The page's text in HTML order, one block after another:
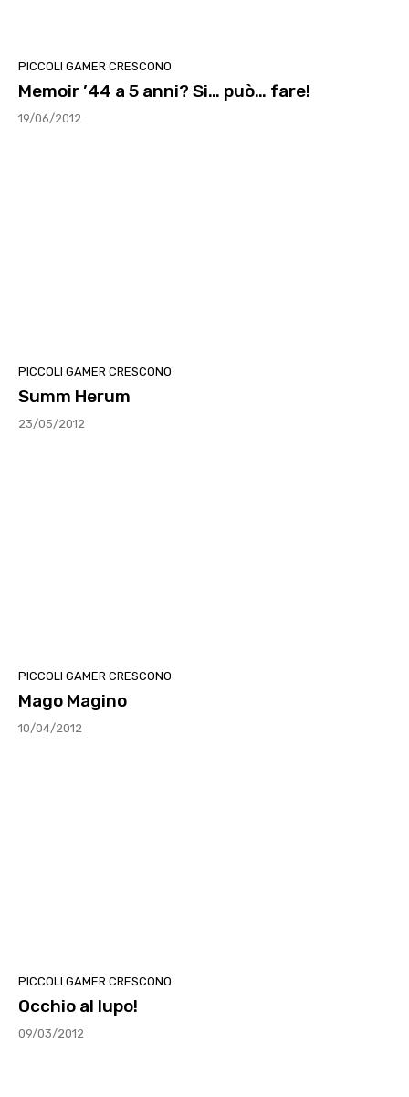
PICCOLI GAMER CRESCONO
Memoir ’44 a 5 anni? Si… può… fare!
19/06/2012
PICCOLI GAMER CRESCONO
Summ Herum
23/05/2012
PICCOLI GAMER CRESCONO
Mago Magino
10/04/2012
PICCOLI GAMER CRESCONO
Occhio al lupo!
09/03/2012